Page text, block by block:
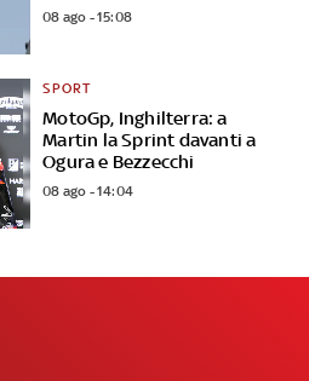
08 ago - 15:08
MotoGp, Inghilterra: a
Martin la Sprint davanti a
Ogura e Bezzecchi
SPORT
08 ago - 14:04